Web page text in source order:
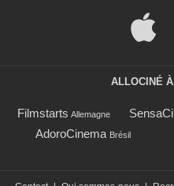
ALLOCINÉ
Filmstarts Allemagne
AdoroCinema Brésil